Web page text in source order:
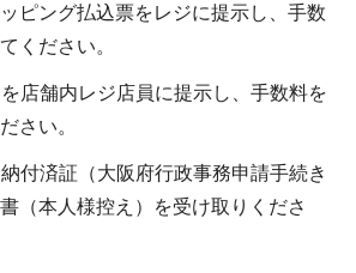
ピング払込票をレジに提示し、手数
ください。
店舗内レジ店員に提示し、手数料を
さい。
付済証（大阪府行政事務申請手続き
（本人様控え）を受け取りくださ